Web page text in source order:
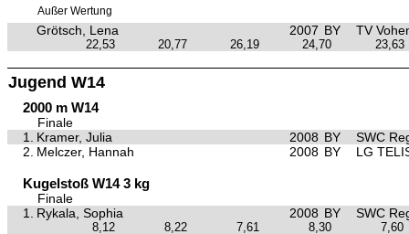
Außer Wertung
Grötsch, Lena 2007 BY TV
22,53 20,77 26,19 24,70 23,63
Jugend W14
2000 m W14
Finale
1.
Kramer, Julia 2008 BY
SWC
2. Melczer, Hannah 2008 BY LG
Kugelstoß W14 3 kg
Finale
1.
Rykala, Sophia 2008 BY SWC
8,12 8,22 7,61 8,30 7,60